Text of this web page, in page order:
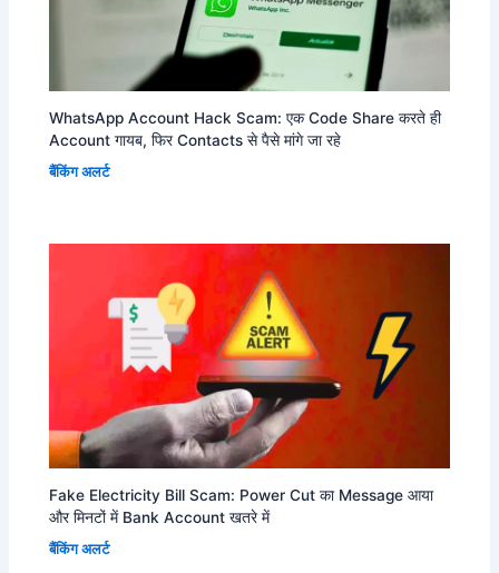
WhatsApp Account Hack Scam: एक Code Share करते ही
Account गायब, फिर Contacts से पैसे मांगे जा रहे
बैंकिंग अलर्ट
Fake Electricity Bill Scam: Power Cut का Message आया
और मिनटों में Bank Account खतरे में
बैंकिंग अलर्ट